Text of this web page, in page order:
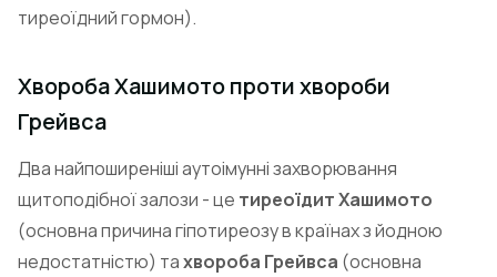
тиреоїдний гормон).
Хвороба Хашимото проти хвороби
Грейвса
Два найпоширеніші аутоімунні захворювання
щитоподібної залози - це тиреоїдит Хашимото
(основна причина гіпотиреозу в країнах з йодною
недостатністю) тахвороба Грейвса (основна